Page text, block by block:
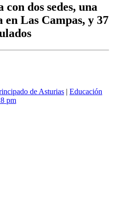
dos sedes, una
Las Campas, y 37
de Asturias | Educación
pm